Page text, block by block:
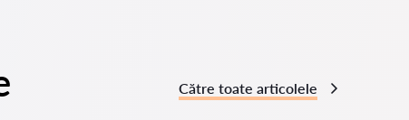
Către toate articolele